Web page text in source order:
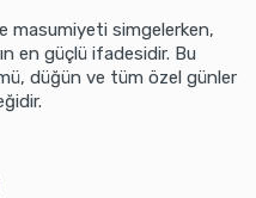
masumiyeti simgelerken,
en güçlü ifadesidir. Bu
düğün ve tüm özel günler